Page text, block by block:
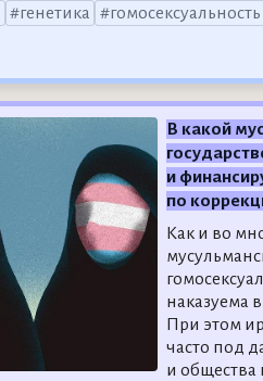
генетика гомосексуальность
В какой
и
по
Как и во
наказуема
При этом
часто под
и общества